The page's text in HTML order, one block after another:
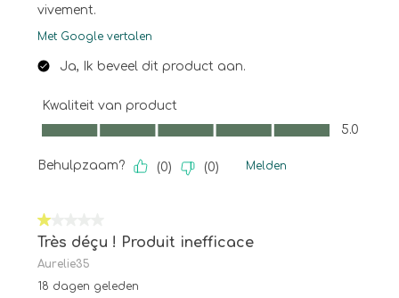
vivement.
Met Google vertalen
Ja, Ik beveel dit product aan.
Kwaliteit van product
Kwaliteit van product, 5.0 van 5
5.0
Behulpzaam? (0) (0) Melden
1 van 5 sterren.
Très déçu ! Produit inefficace
Aurelie35
18 dagen geleden